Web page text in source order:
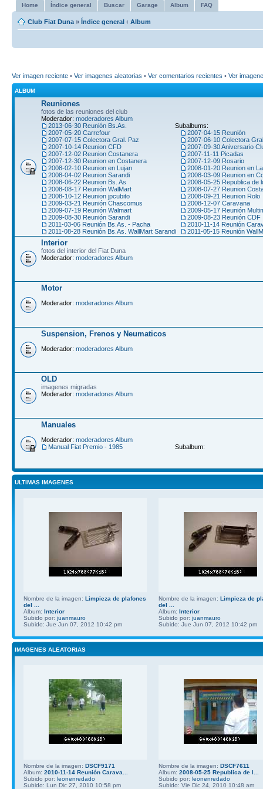
Home Índice general Buscar Garage Album FAQ
Club Fiat Duna » Índice general ‹ Album
Ver imagen reciente • Ver imagenes aleatorias • Ver comentarios recientes • Ver
ALBUM
Reuniones
fotos de las reuniones del club
Moderador: moderadores Album
Subalbums:
2013-06-30 Reunión Bs.As.
2007-04-15 Reunión
2007-05-20 Carrefour
2007-06-10 Colectora
2007-07-15 Colectora Gral. Paz
2007-09-30 Aniversario
2007-10-14 Reunion CFD
2007-11-11 Picadas
2007-12-02 Reunion Costanera
2007-12-09 Rosario
2007-12-30 Reunion en Costanera
2008-01-20 Reunion en
2008-02-10 Reunion en Lujan
2008-03-09 Reunion en
2008-04-02 Reunion Sarandi
2008-05-25 Republica de
2008-06-22 Reunion Bs. As
2008-07-27 Reunion
2008-08-17 Reunión WalMart
2008-09-21 Reunion Rolo
2008-10-12 Reunion jpcubito
2008-12-07 Caravana
2009-03-21 Reunión Chascomus
2009-05-17 Reunión
2009-07-19 Reunión Walmart
2009-08-23 Reunión CDF
2009-08-30 Reunión Sarandi
2010-11-14 Reunión
2011-03-06 Reunión Bs.As. - Pacha
2011-05-15 Reunión
2011-08-28 Reunión Bs.As. WallMart Sarandi
Interior
fotos del interior del Fiat Duna
Moderador: moderadores Album
Motor
Moderador: moderadores Album
Suspension, Frenos y Neumaticos
Moderador: moderadores Album
OLD
imagenes migradas
Moderador: moderadores Album
Manuales
Moderador: moderadores Album
Subalbum:
Manual Fiat Premio - 1985
ULTIMAS IMAGENES
Nombre de la imagen: Limpieza de plafones
del ...
Album: Interior
Subido por: juanmauro
Subido: Jue Jun 07, 2012 10:42 pm
Nombre de la imagen: Limpieza de
del ...
Album: Interior
Subido por: juanmauro
Subido: Jue Jun 07, 2012 10:42 pm
IMAGENES ALEATORIAS
Nombre de la imagen: DSCF9171
Album: 2010-11-14 Reunión Carava...
Subido por: leonenredado
Subido: Lun Dic 27, 2010 10:58 pm
Nombre de la imagen: DSCF7611
Album: 2008-05-25 Republica de l...
Subido por: leonenredado
Subido: Vie Dic 24, 2010 10:48 am